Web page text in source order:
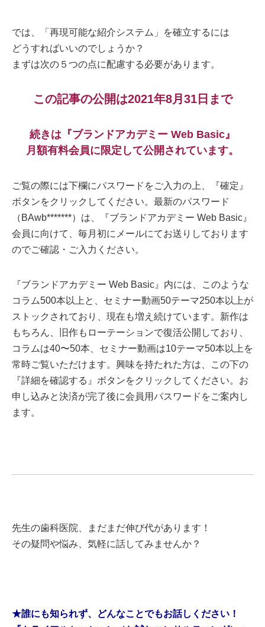
では、「再現可能な紹介システム」を確立するには
どうすればいいのでしょうか？
まずは次の５つの点に配慮する必要があります。
この記事の公開は2021年8月31日まで
続きは『ブランドアカデミー Web Basic』
月額有料会員に限定して公開されています。
ご覧の際には下欄にパスワードをご入力の上、『確定』
ボタンをクリックしてください。最新のパスワード
（BAwb*******）は、『ブランドアカデミー Web Basic』
会員に向けて、毎月初にメールにてお送りしております
のでご確認・ご入力ください。
『ブランドアカデミー Web Basic』内には、このような
コラム500本以上と、セミナー動画50テーマ250本以上が
ストックされており、現在も増え続けています。新作は
もちろん、旧作もローテーションで復活公開しており、
コラムは40〜50本、セミナー動画は10テーマ50本以上を
常時ご覧いただけます。興味を持たれた方は、この下の
『詳細を確認する』ボタンをクリックしてください。お
申し込みと決済が完了後に会員用パスワードをご案内し
ます。
先生の歯科医院、まだまだ伸び代があります！
その疑問や悩み、気軽に話してみませんか？
★誰にも知られず、どんなことでもお話しください！